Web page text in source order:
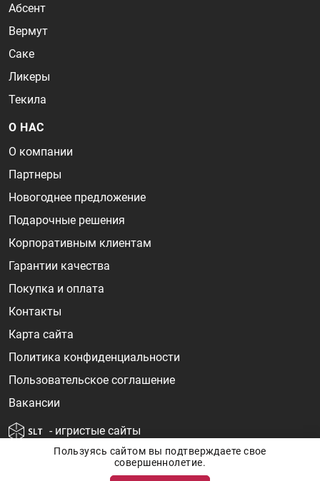
Абсент
Вермут
Саке
Ликеры
Текила
О НАС
О компании
Партнеры
Новогоднее предложение
Подарочные решения
Корпоративным клиентам
Гарантии качества
Покупка и оплата
Контакты
Карта сайта
Политика конфиденциальности
Пользовательское соглашение
Вакансии
- игристые сайты
Пользуясь сайтом вы подтверждаете свое
совершеннолетие.